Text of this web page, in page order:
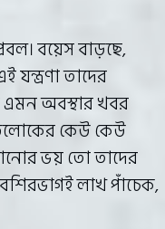
বয়েস বাড়ছে,
যন্ত্রণা তাদের
অবস্থার খবর
কেউ কেউ
ভয় তো তাদের
লাখ পাঁচেক,